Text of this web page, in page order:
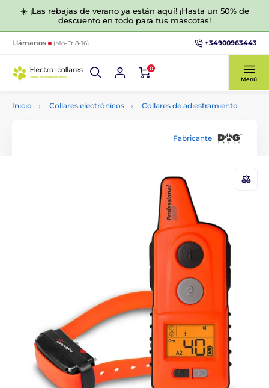
☀️ ¡Las rebajas de verano ya están aquí! ¡Hasta un 50% de
descuento en todo para tus mascotas!
Llámanos (Mo-Fr 8-16) +34900963443
0
Menú
Inicio Collares electrónicos Collares de adiestramiento
Fabricante